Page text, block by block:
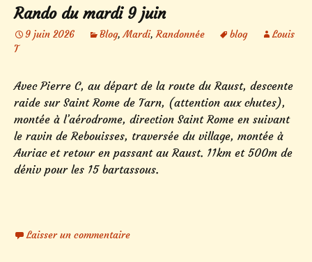
Rando du mardi 9 juin
9 juin 2026 Blog,Mardi,Randonnée blog
Louis
T
Avec Pierre C, au départ de la route du Raust, descente
raide sur Saint Rome de Tarn, (attention aux chutes),
montée à l’aérodrome, direction Saint Rome en suivant
le ravin de Rebouisses, traversée du village, montée à
Auriac et retour en passant au Raust. 11km et 500m de
déniv pour les 15 bartassous.
Laisser un commentaire